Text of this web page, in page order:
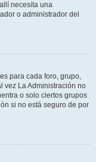
necesita una
o administrador del
para cada foro, grupo,
vez La Administración no
o solo ciertos grupos
si no está seguro de por